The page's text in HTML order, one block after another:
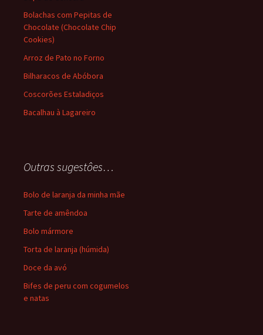
Bolachas com Pepitas de
Chocolate (Chocolate Chip
Cookies)
Arroz de Pato no Forno
Bilharacos de Abóbora
Coscorões Estaladiços
Bacalhau à Lagareiro
Outras sugestôes…
Bolo de laranja da minha mãe
Tarte de amêndoa
Bolo mármore
Torta de laranja (húmida)
Doce da avó
Bifes de peru com cogumelos
e natas